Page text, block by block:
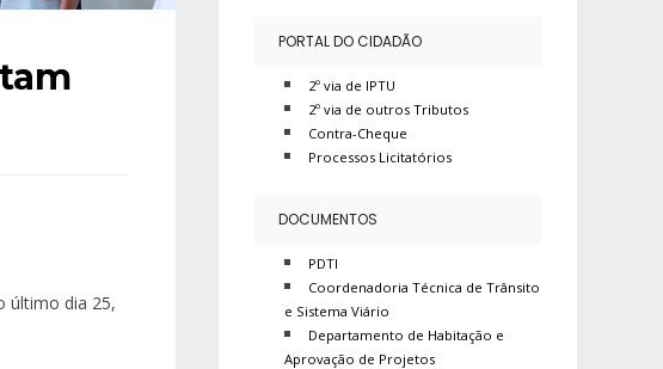
último dia 25,
PORTAL DO CIDADÃO
2º via de IPTU
2º via de outros Tributos
Contra-Cheque
Processos Licitatórios
DOCUMENTOS
PDTI
Coordenadoria Técnica de Trânsito
e Sistema Viário
Departamento de Habitação e
Aprovação de Projetos